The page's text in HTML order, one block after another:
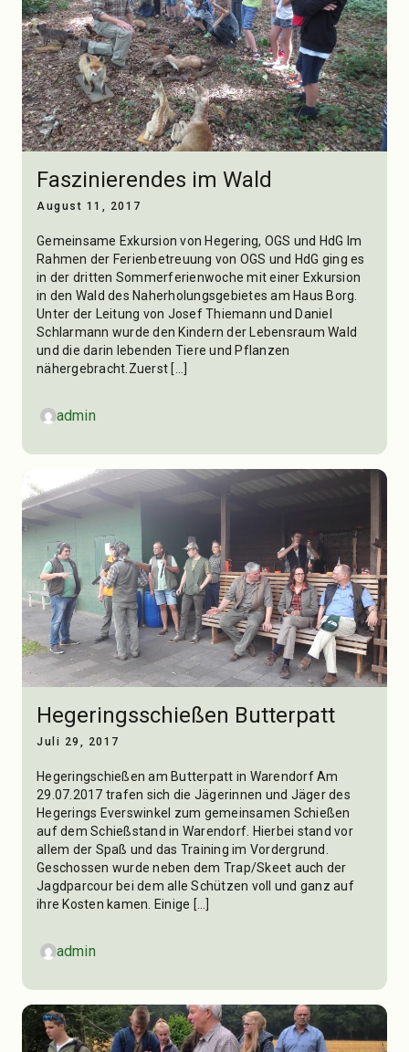
Faszinierendes im Wald
August 11, 2017
Gemeinsame Exkursion von Hegering, OGS und HdG Im
Rahmen der Ferienbetreuung von OGS und HdG ging es
in der dritten Sommerferienwoche mit einer Exkursion
in den Wald des Naherholungsgebietes am Haus Borg.
Unter der Leitung von Josef Thiemann und Daniel
Schlarmann wurde den Kindern der Lebensraum Wald
und die darin lebenden Tiere und Pflanzen
nähergebracht.Zuerst […]
admin
Hegeringsschießen Butterpatt
Juli 29, 2017
Hegeringschießen am Butterpatt in Warendorf Am
29.07.2017 trafen sich die Jägerinnen und Jäger des
Hegerings Everswinkel zum gemeinsamen Schießen
auf dem Schießstand in Warendorf. Hierbei stand vor
allem der Spaß und das Training im Vordergrund.
Geschossen wurde neben dem Trap/Skeet auch der
Jagdparcour bei dem alle Schützen voll und ganz auf
ihre Kosten kamen. Einige […]
admin